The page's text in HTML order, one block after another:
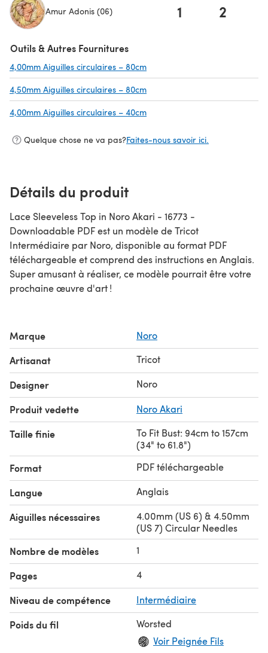
Amur Adonis (06) 1 2
Outils & Autres Fournitures
4,00mm Aiguilles circulaires – 80cm
4,50mm Aiguilles circulaires – 80cm
4,00mm Aiguilles circulaires – 40cm
Quelque chose ne va pas?Faites-nous savoir ici.
Détails du produit
Lace Sleeveless Top in Noro Akari - 16773 -
Downloadable PDF est un modèle de Tricot
Intermédiaire par Noro, disponible au format PDF
téléchargeable et comprend des instructions en Anglais.
Super amusant à réaliser, ce modèle pourrait être votre
prochaine œuvre d'art !
Marque Noro
Artisanat Tricot
Designer Noro
Produit vedette Noro Akari
Taille finie
To Fit Bust: 94cm to 157cm
(34" to 61.8")
Format PDF téléchargeable
Langue Anglais
Aiguilles nécessaires
4.00mm (US 6) & 4.50mm
(US 7) Circular Needles
Nombre de modèles 1
Pages 4
Niveau de compétence Intermédiaire
Poids du fil
Worsted
Voir Peignée Fils